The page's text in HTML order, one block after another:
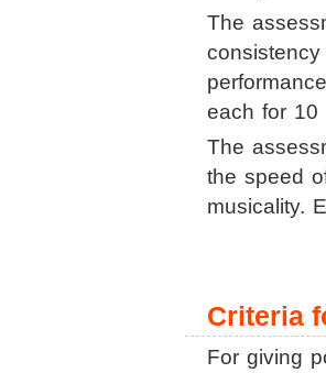
The
each for 10
The
the speed
musicality.
Criteria
For giving